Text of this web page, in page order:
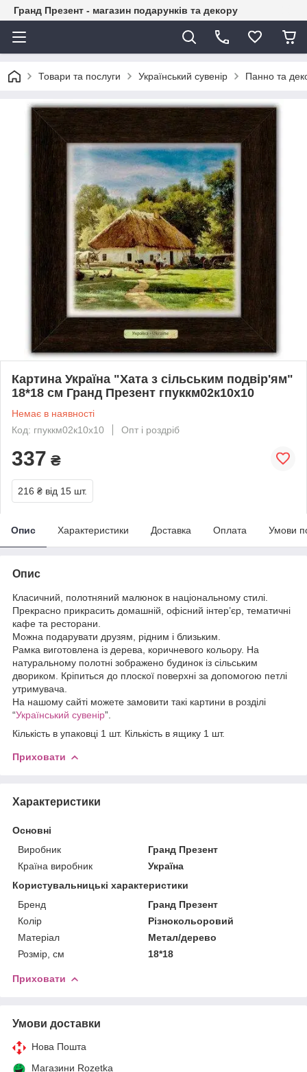
Гранд Презент - магазин подарунків та декору
Товари та послуги Український сувенір Панно та
Картина Україна "Хата з сільським подвір'ям"
18*18 см Гранд Презент гпуккм02к10х10
Немає в наявності
Код: гпуккм02к10х10
Опт і роздріб
337 ₴
216 ₴ від 15 шт.
Опис Характеристики Доставка Оплата Умови
Опис
Класичний, полотняний малюнок в національному стилі.
Прекрасно прикрасить домашній, офісний інтер’єр, тематичні
кафе та ресторани.
Можна подарувати друзям, рідним і близьким.
Рамка виготовлена із дерева, коричневого кольору. На
натуральному полотні зображено будинок із сільським
двориком. Кріпиться до плоскої поверхні за допомогою петлі
утримувача.
На нашому сайті можете замовити такі картини в розділі
“Український сувенір”.
Кількість в упаковці 1 шт. Кількість в ящику 1 шт.
Приховати
Характеристики
Основні
Виробник
Гранд Презент
Країна виробник
Україна
Користувальницькі характеристики
Бренд
Гранд Презент
Колір
Різнокольоровий
Матеріал
Метал/дерево
Розмір, см
18*18
Приховати
Умови доставки
Нова Пошта
Магазини Rozetka